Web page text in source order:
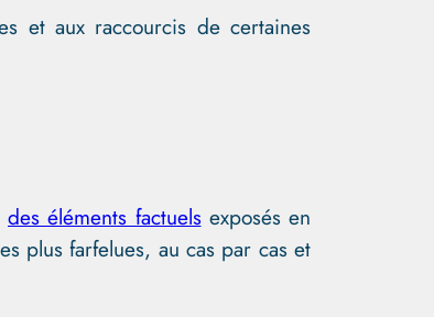
et aux raccourcis de certaines
des éléments factuelsexposés en
plus farfelues, au cas par cas et